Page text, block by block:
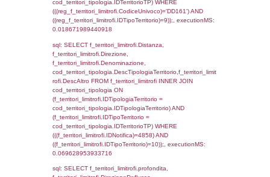
(((f_territori_limitrofi.IDNotifica)=4858) AND
((f_territori_limitrofi.IDTipoTerritorio)=3)),
sql: SELECT f_territori_limitrofi.Distanza,
f_territori_limitrofi.Direzione,
f_territori_limitrofi.Denominazione,
rofi.DescAltro FROM f_territori_limitrofi
cod_territori_tipologia ON
(f_territori_limitrofi.IDTipologiaTerritorio =
cod_territori_tipologia.IDTipologiaTerritorio)
(f_territori_limitrofi.IDTipoTerritorio =